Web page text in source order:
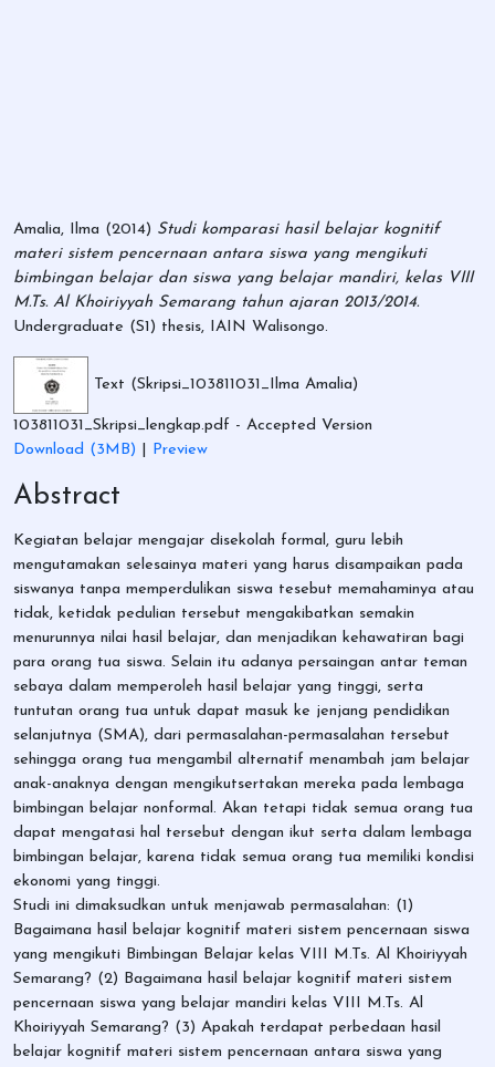
Amalia, Ilma (2014) Studi komparasi hasil belajar kognitif
materi sistem pencernaan antara siswa yang mengikuti
bimbingan belajar dan siswa yang belajar mandiri, kelas VIII
M.Ts. Al Khoiriyyah Semarang tahun ajaran 2013/2014.
Undergraduate (S1) thesis, IAIN Walisongo.
Text (Skripsi_103811031_Ilma Amalia)
103811031_Skripsi_lengkap.pdf - Accepted Version
Download (3MB)
Preview
Abstract
Kegiatan belajar mengajar disekolah formal, guru lebih
mengutamakan selesainya materi yang harus disampaikan pada
siswanya tanpa memperdulikan siswa tesebut memahaminya atau
tidak, ketidak pedulian tersebut mengakibatkan semakin
menurunnya nilai hasil belajar, dan menjadikan kehawatiran bagi
para orang tua siswa. Selain itu adanya persaingan antar teman
sebaya dalam memperoleh hasil belajar yang tinggi, serta
tuntutan orang tua untuk dapat masuk ke jenjang pendidikan
selanjutnya (SMA), dari permasalahan-permasalahan tersebut
sehingga orang tua mengambil alternatif menambah jam belajar
anak-anaknya dengan mengikutsertakan mereka pada lembaga
bimbingan belajar nonformal. Akan tetapi tidak semua orang tua
dapat mengatasi hal tersebut dengan ikut serta dalam lembaga
bimbingan belajar, karena tidak semua orang tua memiliki kondisi
ekonomi yang tinggi.
Studi ini dimaksudkan untuk menjawab permasalahan: (1)
Bagaimana hasil belajar kognitif materi sistem pencernaan siswa
yang mengikuti Bimbingan Belajar kelas VIII M.Ts. Al Khoiriyyah
Semarang? (2) Bagaimana hasil belajar kognitif materi sistem
pencernaan siswa yang belajar mandiri kelas VIII M.Ts. Al
Khoiriyyah Semarang? (3) Apakah terdapat perbedaan hasil
belajar kognitif materi sistem pencernaan antara siswa yang